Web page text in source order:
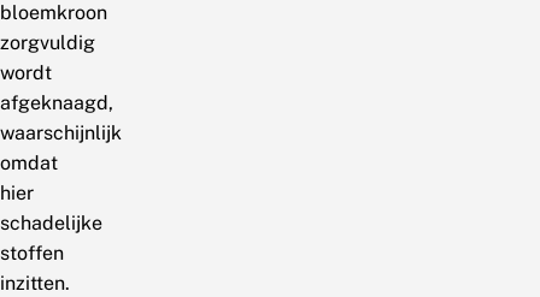
bloemkroon
zorgvuldig
wordt
afgeknaagd,
waarschijnlijk
omdat
hier
schadelijke
stoffen
inzitten.